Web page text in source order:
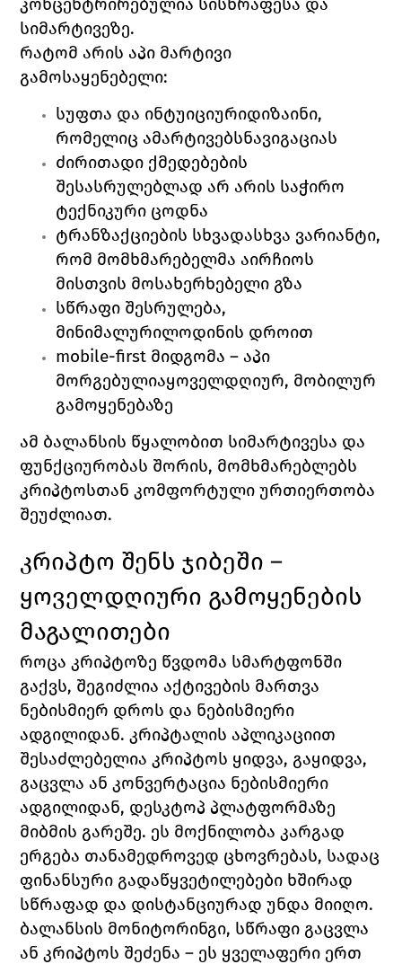
სიმარტივეზე.
რატომ არის აპი მარტივი
გამოსაყენებელი:
სუფთა და ინტუიციურიდიზაინი,
რომელიც ამარტივებსნავიგაციას
ძირითადი ქმედებების
შესასრულებლად არ არის საჭირო
ტექნიკური ცოდნა
ტრანზაქციების სხვადასხვა ვარიანტი,
რომ მომხმარებელმა აირჩიოს
მისთვის მოსახერხებელი გზა
სწრაფი შესრულება,
მინიმალურილოდინის დროით
mobile-first მიდგომა – აპი
მორგებულიაყოველდღიურ, მობილურ
გამოყენებაზე
ამ ბალანსის წყალობით სიმარტივესა და
ფუნქციურობას შორის, მომხმარებლებს
კრიპტოსთან კომფორტული ურთიერთობა
შეუძლიათ.
კრიპტო შენს ჯიბეში –
ყოველდღიური გამოყენების
მაგალითები
როცა კრიპტოზე წვდომა სმარტფონში
გაქვს, შეგიძლია აქტივების მართვა
ნებისმიერ დროს და ნებისმიერი
ადგილიდან. კრიპტალის აპლიკაციით
შესაძლებელია კრიპტოს ყიდვა, გაყიდვა,
გაცვლა ან კონვერტაცია ნებისმიერი
ადგილიდან, დესკტოპ პლატფორმაზე
მიბმის გარეშე. ეს მოქნილობა კარგად
ერგება თანამედროვედ ცხოვრებას, სადაც
ფინანსური გადაწყვეტილებები ხშირად
სწრაფად და დისტანციურად უნდა მიიღო.
ბალანსის მონიტორინგი, სწრაფი გაცვლა
ან კრიპტოს შეძენა – ეს ყველაფერი ერთ